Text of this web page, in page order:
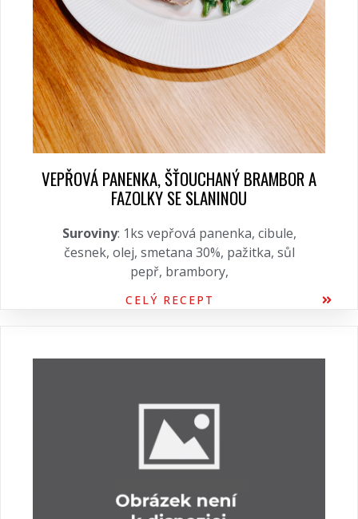
VEPŘOVÁ PANENKA, ŠŤOUCHANÝ BRAMBOR A
FAZOLKY SE SLANINOU
Suroviny: 1ks vepřová panenka, cibule,
česnek, olej, smetana 30%, pažitka, sůl
pepř, brambory,
CELÝ RECEPT